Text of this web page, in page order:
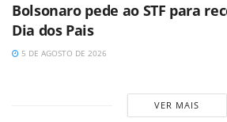
Bolsonaro pede ao STF para
Dia dos Pais
5 DE AGOSTO DE 2026
VER MAIS